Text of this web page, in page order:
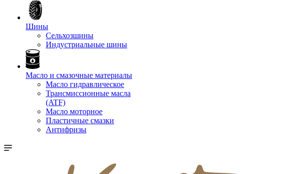
Шины
Сельхозшины
Индустриальные шины
Масло и смазочные материалы
Масло гидравлическое
Трансмиссионные масла
(ATF)
Масло моторное
Пластичные смазки
Антифризы